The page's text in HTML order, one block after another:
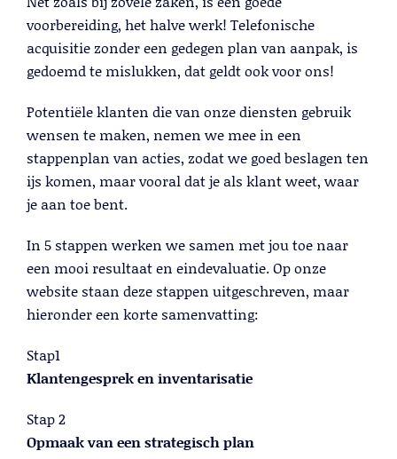
voorbereiding, het halve werk! Telefonische
acquisitie zonder een gedegen plan van aanpak, is
gedoemd te mislukken, dat geldt ook voor ons!
Potentiële klanten die van onze diensten gebruik
wensen te maken, nemen we mee in een
stappenplan van acties, zodat we goed beslagen ten
ijs komen, maar vooral dat je als klant weet, waar
je aan toe bent.
In 5 stappen werken we samen met jou toe naar
een mooi resultaat en eindevaluatie. Op onze
website staan deze stappen uitgeschreven, maar
hieronder een korte samenvatting:
Stap1
Klantengesprek en inventarisatie
Stap 2
Opmaak van een strategisch plan
Lead Generation B2B
Lees meer
Telemarketing